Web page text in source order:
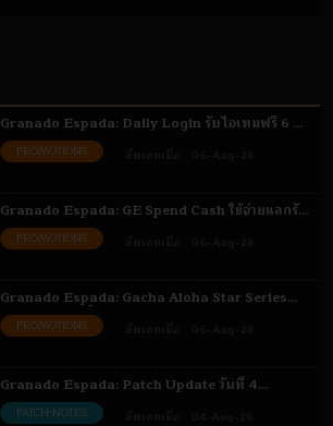
Granado Espada: Daily Login รับไอเทมฟรี 6 -
31 ส.ค. 69
PROMOTIONS
Granado Espada: GE Spend Cash ใช้จ่ายแลกรับ
ไอเทม 6 ส.ค. - 1 ก.ย. 69
PROMOTIONS
Granado Espada: Gacha Aloha Star Series
เติมเงินรับสิทธิ์สุ่มไอเทม 6 - 18 ส.ค. 69
PROMOTIONS
Granado Espada: Patch Update วันที่ 4
สิงหาคม 2569 Highlight
PATCH-NOTES